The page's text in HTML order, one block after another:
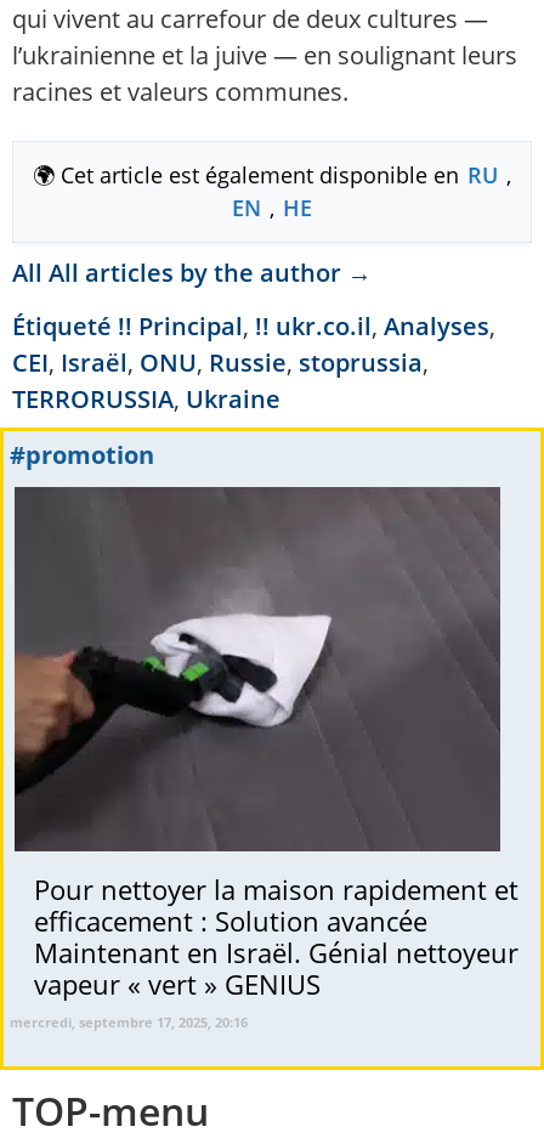
qui vivent au carrefour de deux cultures —
l’ukrainienne et la juive — en soulignant leurs
racines et valeurs communes.
🌍 Cet article est également disponible en RU ,
EN , HE
All All articles by the author →
Étiqueté !! Principal, !! ukr.co.il, Analyses,
CEI, Israël, ONU, Russie, stoprussia,
TERRORUSSIA, Ukraine
#promotion
Pour nettoyer la maison rapidement et
efficacement : Solution avancée
Maintenant en Israël. Génial nettoyeur
vapeur « vert » GENIUS
mercredi, septembre 17, 2025, 20:16
TOP-menu